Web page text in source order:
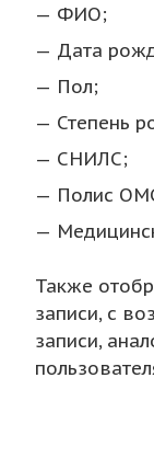
ФИО;
Дата
Пол;
Степень
СНИЛС;
Полис
Также
записи, с
записи,